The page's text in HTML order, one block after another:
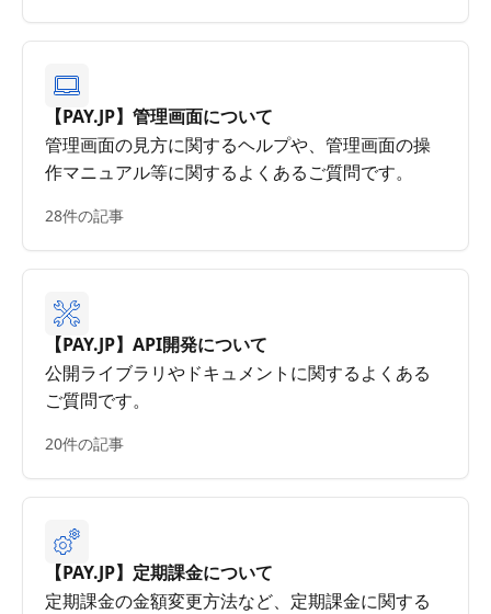
【PAY.JP】管理画面について
管理画面の見方に関するヘルプや、管理画面の操
作マニュアル等に関するよくあるご質問です。
28件の記事
【PAY.JP】API開発について
公開ライブラリやドキュメントに関するよくある
ご質問です。
20件の記事
【PAY.JP】定期課金について
定期課金の金額変更方法など、定期課金に関する